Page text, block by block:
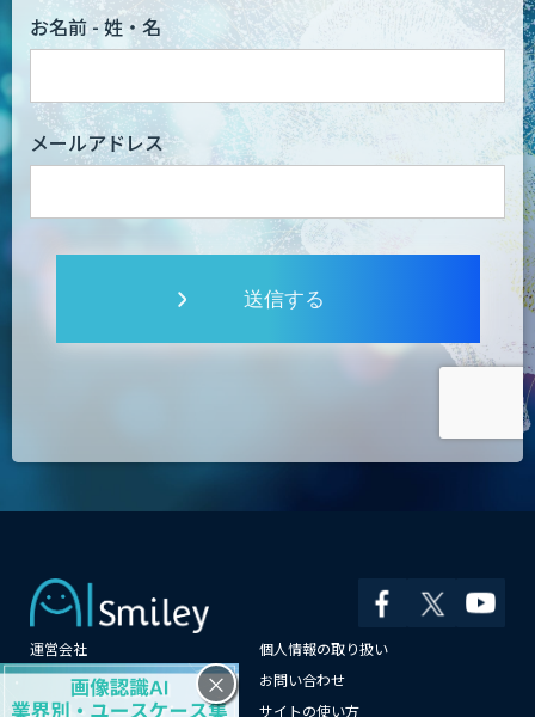
お名前 - 姓・名
メールアドレス
送信する
運営会社
個人情報の取り扱い
よくある質問
お問い合わせ
メールマガジン登録
サイトの使い方
×